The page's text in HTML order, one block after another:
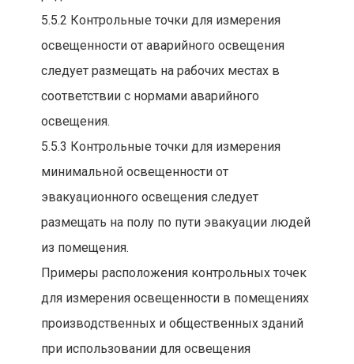
5.5.2 Контрольные точки для измерения
освещенности от аварийного освещения
следует размещать на рабочих местах в
соответствии с нормами аварийного
освещения.
5.5.3 Контрольные точки для измерения
минимальной освещенности от
эвакуационного освещения следует
размещать на полу по пути эвакуации людей
из помещения.
Примеры расположения контрольных точек
для измерения освещенности в помещениях
производственных и общественных зданий
при использовании для освещения